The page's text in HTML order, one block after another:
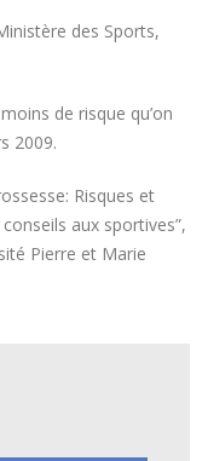
des Sports,
de risque qu’on
2009.
Risques et
aux sportives”,
Pierre et Marie